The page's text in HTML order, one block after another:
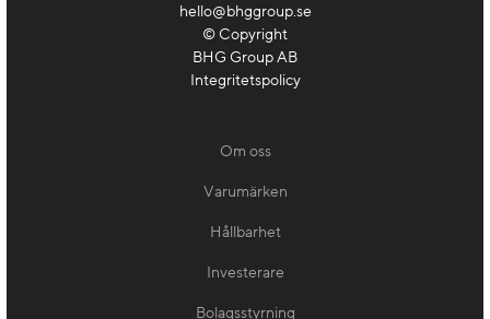
hello@bhggroup.se
© Copyright
BHG Group AB
Integritetspolicy
Om oss
Varumärken
Hållbarhet
Investerare
Bolagsstyrning